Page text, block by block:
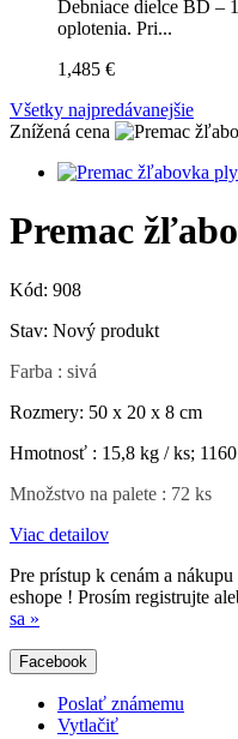
Debniace dielce BD –
oplotenia. Pri...
1,485 €
Všetky najpredávanejšie
Znížená cena
Premac
Kód: 908
Stav: Nový produkt
Farba : sivá
Rozmery: 50 x 20 x 8 cm
Hmotnosť : 15,8 kg / ks;
Množstvo na palete : 72 ks
Viac detailov
Pre prístup k cenám a
eshope ! Prosím registrujte
sa »
Facebook
Poslať známemu
Vytlačiť